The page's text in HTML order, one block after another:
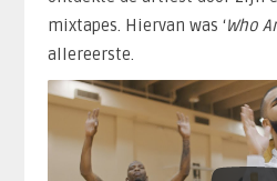
mixtapes. Hiervan was ‘Who
allereerste.